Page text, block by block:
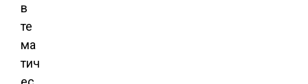
в
те
ма
тич